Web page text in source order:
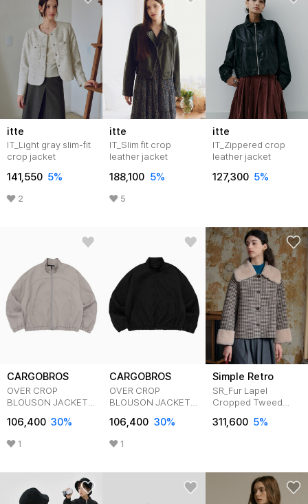
itte
IT_Light gray slim-fit
crop jacket
141,550 5%
2
itte
IT_Slim fit crop
leather jacket
188,100 5%
5
itte
IT_Zippered crop
leather jacket
127,300 5%
CARGOBROS
OVER CROP
BLOUSON JACKET
106,400 30%
1
CARGOBROS
OVER CROP
BLOUSON JACKET
106,400 30%
1
Simple Retro
SR_Fur Lapel
Cropped Tweed
311,600 5%